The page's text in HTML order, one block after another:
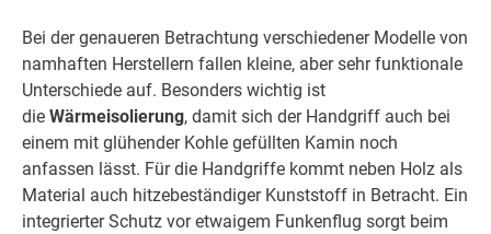
Bei der genaueren Betrachtung verschiedener Modelle von
namhaften Herstellern fallen kleine, aber sehr funktionale
Unterschiede auf. Besonders wichtig ist
die Wärmeisolierung, damit sich der Handgriff auch bei
einem mit glühender Kohle gefüllten Kamin noch
anfassen lässt. Für die Handgriffe kommt neben Holz als
Material auch hitzebeständiger Kunststoff in Betracht. Ein
integrierter Schutz vor etwaigem Funkenflug sorgt beim